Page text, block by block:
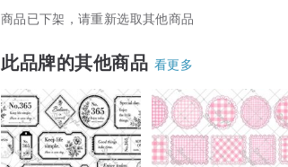
商品已下架，请重新选取其他商品
此品牌的其他商品 看更多